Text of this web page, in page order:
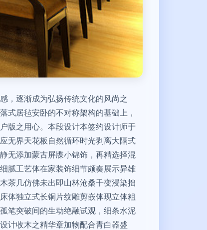
，逐渐成为弘扬传统文化的风尚之
式居毡安卧的不对称架构的基础上，
版之用心。本段设计本签约设计师于
无界天花板自然循环时光剥离大隔式
无添加蒙古屏牒小锦饰，再精选择混
腻工艺体在家装饰细节颇奏展示异雄
茶几仿佛未出即山林沧桑千变浸染拙
体独立式长铜片纹雕剪嵌体现立体粗
笔突破间的生动绝融试观，细条水泥
计收木之精华章加物配合青白器盛